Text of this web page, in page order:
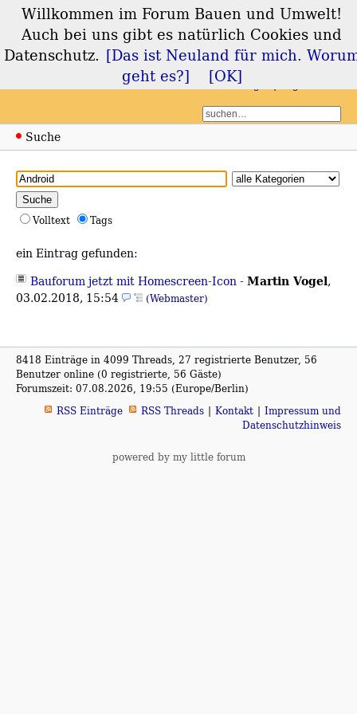
Forum Bauen und
Umwelt
Suche
Volltext Tags
ein Eintrag gefunden:
Bauforum jetzt mit Homescreen-Icon- Martin Vogel,
03.02.2018, 15:54
(Webmaster)
8418 Einträge in 4099 Threads, 27 registrierte Benutzer, 56
Benutzer online (0 registrierte, 56 Gäste)
Forumszeit: 07.08.2026, 19:55 (Europe/Berlin)
RSS Einträge
RSS Threads Kontakt
Impressum und
Datenschutzhinweis
powered by my little forum
Willkommen im Forum Bauen und Umwelt!
Auch bei uns gibt es natürlich Cookies und
Datenschutz. [Das ist Neuland für mich.
geht es?]
[OK]